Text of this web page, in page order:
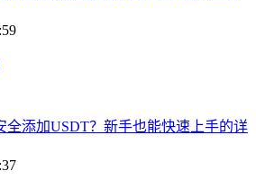
全添加USDT？新手也能快速上手的详